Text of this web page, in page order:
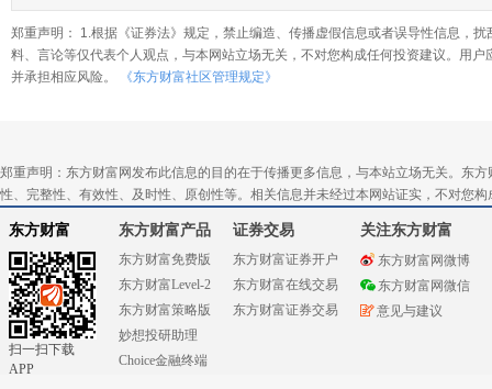
郑重声明： 1.根据《证券法》规定，禁止编造、传播虚假信息或者误导性信息，
料、言论等仅代表个人观点，与本网站立场无关，不对您构成任何投资建议。用
并承担相应风险。
《东方财富社区管理规定》
郑重声明：东方财富网发布此信息的目的在于传播更多信息，与本站立场无关。东
性、完整性、有效性、及时性、原创性等。相关信息并未经过本网站证实，不对您
东方财富
扫一扫下载
APP
东方财富产品
东方财富免费版
东方财富Level-2
东方财富策略版
妙想投研助理
Choice金融终端
证券交易
东方财富证券开户
东方财富在线交易
东方财富证券交易
关注东方财富
东方财富网微博
东方财富网微信
意见与建议